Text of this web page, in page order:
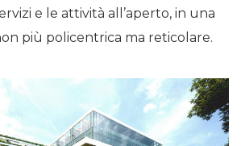
e le attività all’aperto, in una
più policentrica ma reticolare.